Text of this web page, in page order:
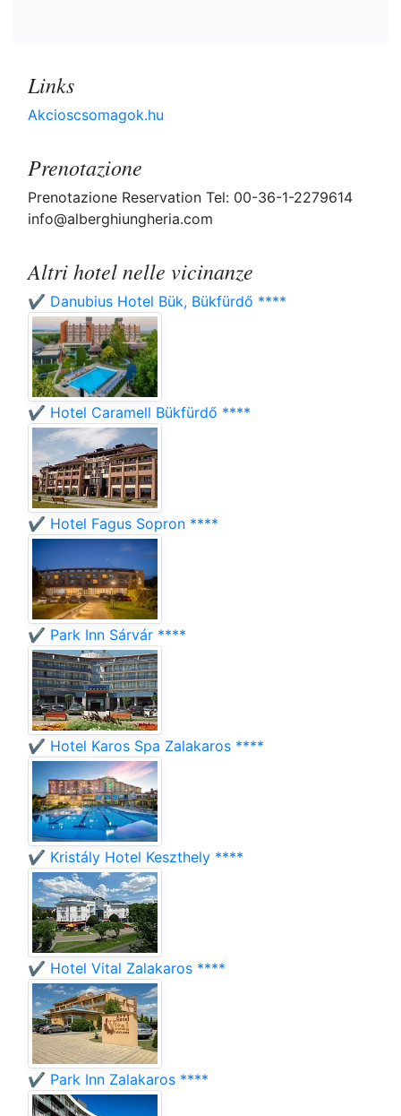
Links
Akcioscsomagok.hu
Prenotazione
Prenotazione Reservation Tel: 00-36-1-2279614
info@alberghiungheria.com
Altri hotel nelle vicinanze
✔️ Danubius Hotel Bük, Bükfürdő ****
✔️ Hotel Caramell Bükfürdő ****
✔️ Hotel Fagus Sopron ****
✔️ Park Inn Sárvár ****
✔️ Hotel Karos Spa Zalakaros ****
✔️ Kristály Hotel Keszthely ****
✔️ Hotel Vital Zalakaros ****
✔️ Park Inn Zalakaros ****